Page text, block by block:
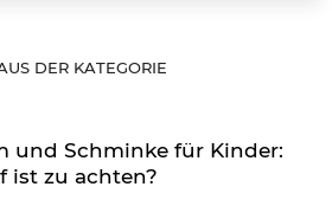
DER KATEGORIE
und Schminke für Kinder:
ist zu achten?